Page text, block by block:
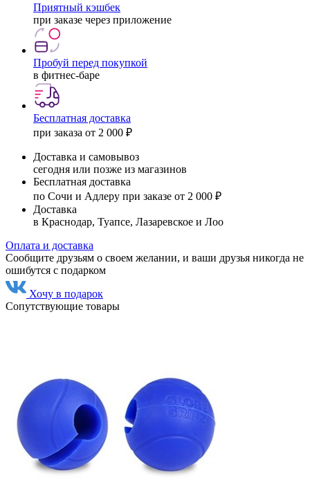
Приятный кэшбек
при заказе через приложение
Пробуй перед покупкой
в фитнес-баре
Бесплатная доставка
при заказа от 2 000 ₽
Доставка и самовывоз
сегодня или позже из магазинов
Бесплатная доставка
по Сочи и Адлеру при заказе от 2 000 ₽
Доставка
в Краснодар, Туапсе, Лазаревское и Лоо
Оплата и доставка
Сообщите друзьям о своем желании, и ваши друзья никогда не
ошибутся с подарком
Хочу в подарок
Сопутствующие товары